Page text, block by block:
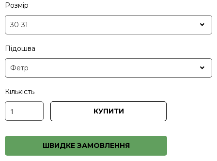
Розмір
Підошва
Кількість
КУПИТИ
ШВИДКЕ ЗАМОВЛЕННЯ